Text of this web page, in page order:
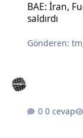
BAE: İran,
saldırdı
Gönderen:
0 cevap